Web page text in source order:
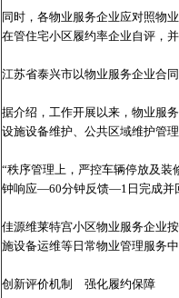
同时，各物业服务企业应对照物
在管住宅小区履约率企业自评，
江苏省泰兴市以物业服务企业合
据介绍，工作开展以来，物业服
设施设备维护、公共区域维护管
“秩序管理上，严控车辆停放及装
钟响应—60分钟反馈—1日完成并
佳源维莱特宫小区物业服务企业
施设备运维等日常物业管理服务
创新评价机制 强化履约保障